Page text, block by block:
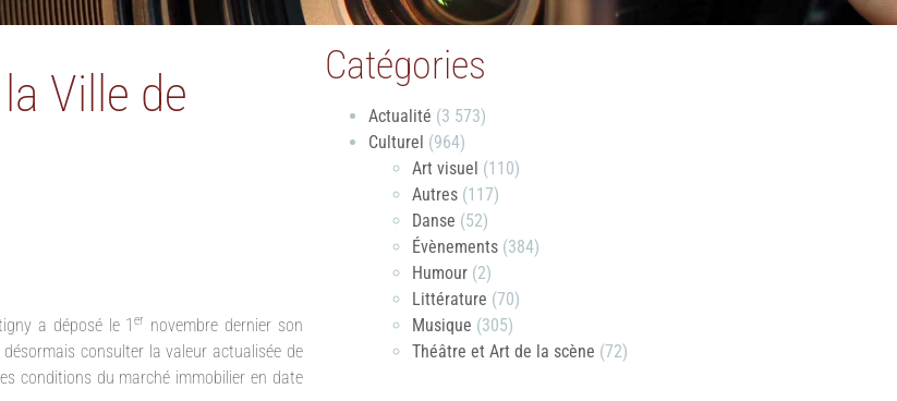
Ville de
a déposé le 1er novembre dernier son
consulter la valeur actualisée de
conditions du marché immobilier en date
Catégories
Actualité (3 573)
Culturel (964)
Art visuel (110)
Autres (117)
Danse (52)
Évènements (384)
Humour (2)
Littérature (70)
Musique (305)
Théâtre et Art de la scène (72)